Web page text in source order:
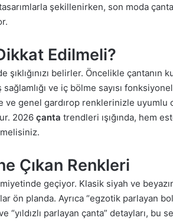
şekillenirken, son moda
Edilmeli?
belirler. Öncelikle çantanın
ve iç bölme sayısı
genel gardırop renklerinizle uyumlu
2026 çanta trendleri ışığında, hem
Çıkan Renkleri
geçiyor. Klasik siyah ve beyazın
ön planda. Ayrıca “egzotik parlayan
parlayan çanta” detayları, bu